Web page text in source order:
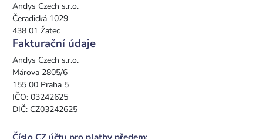
Andys Czech s.r.o.
Čeradická 1029
438 01 Žatec
Fakturační údaje
Andys Czech s.r.o.
Márova 2805/6
155 00 Praha 5
IČO: 03242625
DIČ: CZ03242625